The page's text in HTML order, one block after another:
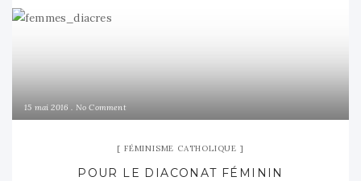
15 mai 2016 No Comment
FÉMINISME CATHOLIQUE
POUR LE DIACONAT FÉMININ